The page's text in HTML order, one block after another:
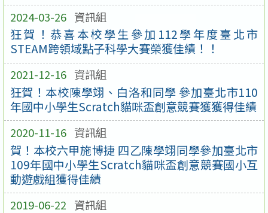
2024-03-26 資訊組
狂賀！恭喜本校學生參加112學年度臺北市
STEAM跨領域點子科學大賽榮獲佳績！！
2021-12-16 資訊組
狂賀！本校陳學翊、白洛和同學 參加臺北市110
年國中小學生Scratch貓咪盃創意競賽獲獲得佳績
2020-11-16 資訊組
賀！本校六甲施博捷 四乙陳學翊同學參加臺北市
109年國中小學生Scratch貓咪盃創意競賽國小互
動遊戲組獲得佳績
2019-06-22 資訊組